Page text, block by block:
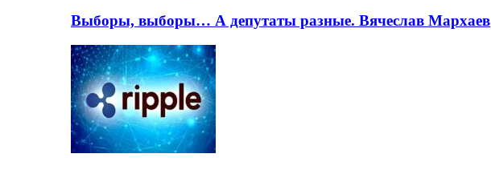
Выборы, выборы… А депутаты разные. Вячеслав Мархаев